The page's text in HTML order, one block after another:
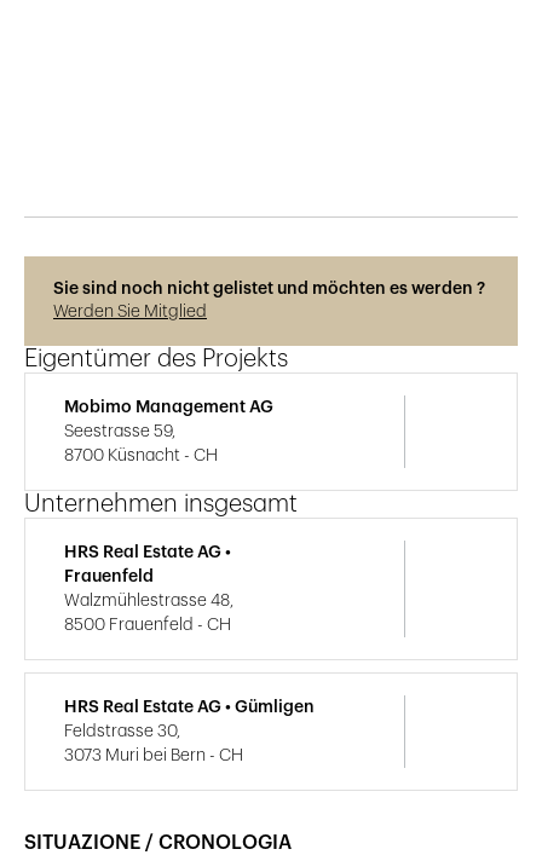
SITUAZIONE / CRONOLOGIA
Sie sind noch nicht gelistet und möchten es werden ?
Werden Sie Mitglied
Eigentümer des Projekts
Mobimo Management AG
Seestrasse 59,
8700 Küsnacht - CH
Unternehmen insgesamt
HRS Real Estate AG •
Frauenfeld
Walzmühlestrasse 48,
8500 Frauenfeld - CH
HRS Real Estate AG • Gümligen
Feldstrasse 30,
3073 Muri bei Bern - CH